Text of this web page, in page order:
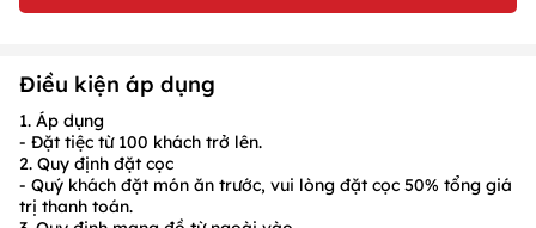
Điều kiện áp dụng
1. Áp dụng
- Đặt tiệc từ 100 khách trở lên.
2. Quy định đặt cọc
- Quý khách đặt món ăn trước, vui lòng đặt cọc 50% tổng giá
trị thanh toán.